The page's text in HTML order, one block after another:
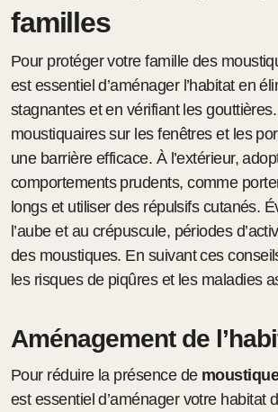
familles
Pour protéger votre famille des
est essentiel d’aménager l’habitat en
stagnantes et en vérifiant les
moustiquaires sur les fenêtres et les
une barrière efficace. À l’extérieur,
comportements prudents, comme
longs et utiliser des répulsifs cutanés.
l’aube et au crépuscule, périodes
des moustiques. En suivant ces
les risques de piqûres et les maladies
Aménagement de
Pour réduire la présence de
est essentiel d’aménager votre habitat